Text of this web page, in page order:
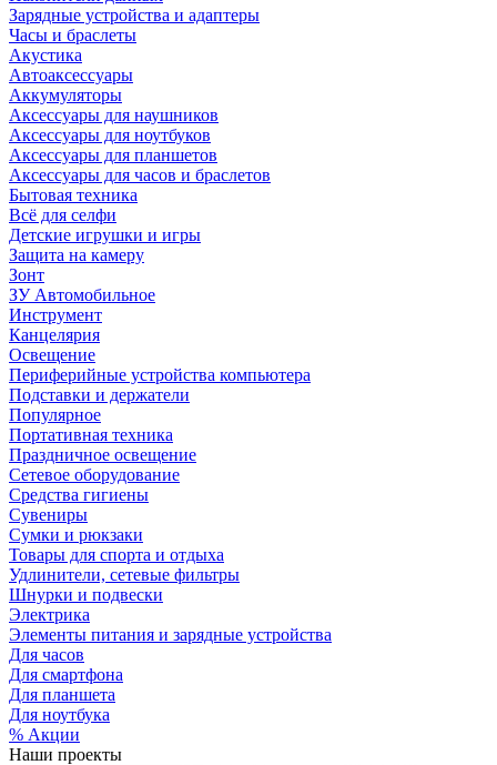
Зарядные устройства и адаптеры
Часы и браслеты
Акустика
Автоаксессуары
Аккумуляторы
Аксессуары для наушников
Аксессуары для ноутбуков
Аксессуары для планшетов
Аксессуары для часов и браслетов
Бытовая техника
Всё для селфи
Детские игрушки и игры
Защита на камеру
Зонт
ЗУ Автомобильное
Инструмент
Канцелярия
Освещение
Периферийные устройства компьютера
Подставки и держатели
Популярное
Портативная техника
Праздничное освещение
Сетевое оборудование
Средства гигиены
Сувениры
Сумки и рюкзаки
Товары для спорта и отдыха
Удлинители, сетевые фильтры
Шнурки и подвески
Электрика
Элементы питания и зарядные устройства
Для часов
Для смартфона
Для планшета
Для ноутбука
% Акции
Наши проекты